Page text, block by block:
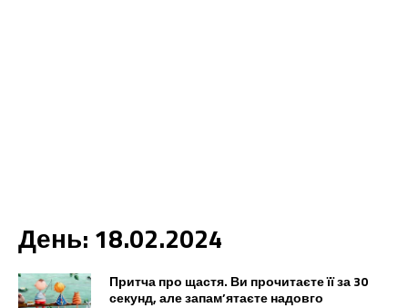
День: 18.02.2024
Притча про щастя. Ви прочитаєте її за 30
секунд, але запам’ятаєте надовго